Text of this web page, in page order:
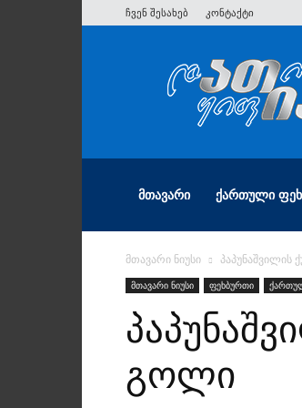
ჩვენ შესახებ კონტაქტი
ათიანი
ᲛᲗᲐᲕᲐᲠᲘ ᲥᲐᲠᲗᲣᲚᲘ
მთავარი ნიუსი პაპუნაშვილის
მთავარი ნიუსი ფეხბურთი
გოლი